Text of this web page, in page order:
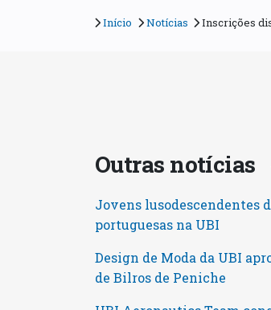
Início Notícias Inscrições
Outras notícias
Jovens lusodescendentes
portuguesas na UBI
Design de Moda da UBI
de Bilros de Peniche